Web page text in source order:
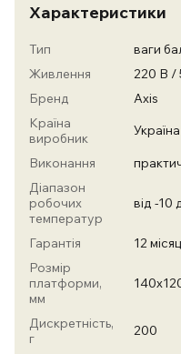
Характеристики
Тип
ваги
Живлення
220 В /
Бренд
Axis
Країна
виробник
Україна
Виконання
Діапазон
робочих
температур
від -10
Гарантія
12
Розмір
платформи,
мм
Дискретність,
г
200